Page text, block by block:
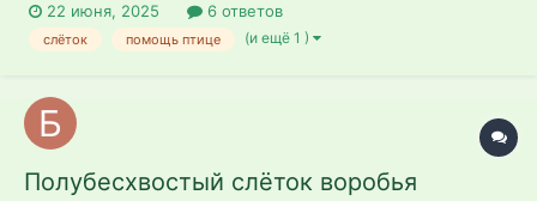
ходит сам, голова набок и сам весь заваливается, одной
лапкой хватать может, но не становится на неё другой не
22 июня, 2025 6 ответов
слёток помощь птице (и ещё 1 )
Полубесхвостый слёток воробья